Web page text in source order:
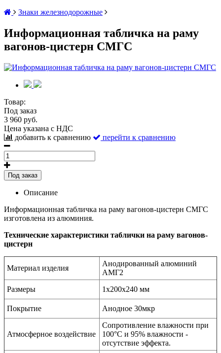
Знаки железнодорожные
Информационная табличка на раму
вагонов-цистерн СМГС
Товар:
Под заказ
3 960 руб.
Цена указана с НДС
добавить к сравнению
перейти к сравнению
Под заказ
Описание
Информационная табличка на раму вагонов-цистерн СМГС
изготовлена из алюминия.
Технические характеристики таблички на раму вагонов-
цистерн
Материал изделия
Анодированный алюминий
АМГ2
Размеры
1х200х240 мм
Покрытие Анодное 30мкр
Атмосферное воздействие
Сопротивление влажности при
100°С и 95% влажности -
отсутствие эффекта.